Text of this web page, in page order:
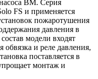
BM. Серия
FS и применяется
пожаротушения
давления в
модели входят
и реле давления,
поставляется в
монтаж и